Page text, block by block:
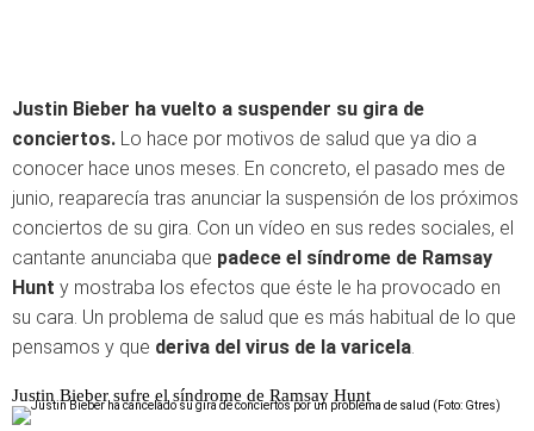
Justin Bieber ha vuelto a suspender su gira de
conciertos. Lo hace por motivos de salud que ya dio a
conocer hace unos meses. En concreto, el pasado mes de
junio, reaparecía tras anunciar la suspensión de los próximos
conciertos de su gira. Con un vídeo en sus redes sociales, el
cantante anunciaba que padece el síndrome de Ramsay
Hunt y mostraba los efectos que éste le ha provocado en
su cara. Un problema de salud que es más habitual de lo que
pensamos y que deriva del virus de la varicela.
Justin Bieber sufre el síndrome de Ramsay Hunt